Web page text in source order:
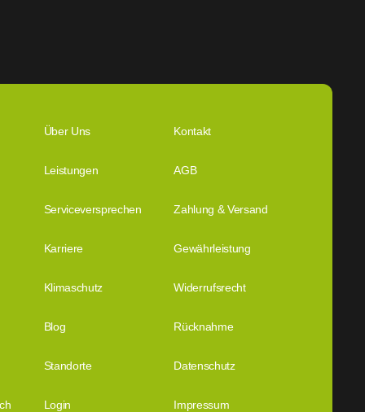
Über Uns Kontakt
Leistungen AGB
Serviceversprechen Zahlung & Versand
Karriere Gewährleistung
Klimaschutz Widerrufsrecht
Blog Rücknahme
Standorte Datenschutz
Login Impressum